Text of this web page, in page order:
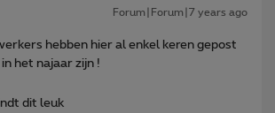
Forum|Forum|7 years ago
hebben hier al enkel keren gepost
het najaar zijn !
dit leuk